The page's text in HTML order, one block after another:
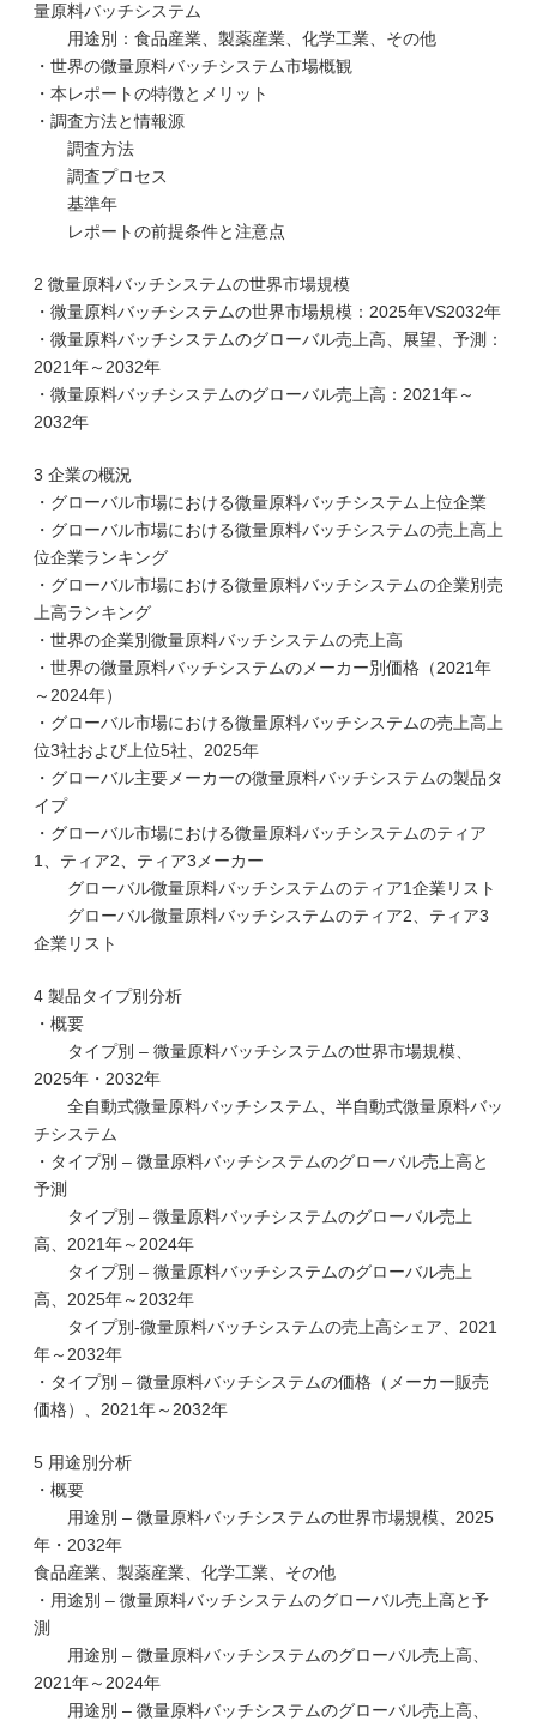
量原料バッチシステム
用途別：食品産業、製薬産業、化学工業、その他
・世界の微量原料バッチシステム市場概観
・本レポートの特徴とメリット
・調査方法と情報源
調査方法
調査プロセス
基準年
レポートの前提条件と注意点
2 微量原料バッチシステムの世界市場規模
・微量原料バッチシステムの世界市場規模：2025年VS2032年
・微量原料バッチシステムのグローバル売上高、展望、予測：
2021年～2032年
・微量原料バッチシステムのグローバル売上高：2021年～
2032年
3 企業の概況
・グローバル市場における微量原料バッチシステム上位企業
・グローバル市場における微量原料バッチシステムの売上高上
位企業ランキング
・グローバル市場における微量原料バッチシステムの企業別売
上高ランキング
・世界の企業別微量原料バッチシステムの売上高
・世界の微量原料バッチシステムのメーカー別価格（2021年
～2024年）
・グローバル市場における微量原料バッチシステムの売上高上
位3社および上位5社、2025年
・グローバル主要メーカーの微量原料バッチシステムの製品タ
イプ
・グローバル市場における微量原料バッチシステムのティア
1、ティア2、ティア3メーカー
グローバル微量原料バッチシステムのティア1企業リスト
グローバル微量原料バッチシステムのティア2、ティア3
企業リスト
4 製品タイプ別分析
・概要
タイプ別 – 微量原料バッチシステムの世界市場規模、
2025年・2032年
全自動式微量原料バッチシステム、半自動式微量原料バッ
チシステム
・タイプ別 – 微量原料バッチシステムのグローバル売上高と
予測
タイプ別 – 微量原料バッチシステムのグローバル売上
高、2021年～2024年
タイプ別 – 微量原料バッチシステムのグローバル売上
高、2025年～2032年
タイプ別-微量原料バッチシステムの売上高シェア、2021
年～2032年
・タイプ別 – 微量原料バッチシステムの価格（メーカー販売
価格）、2021年～2032年
5 用途別分析
・概要
用途別 – 微量原料バッチシステムの世界市場規模、2025
年・2032年
食品産業、製薬産業、化学工業、その他
・用途別 – 微量原料バッチシステムのグローバル売上高と予
測
用途別 – 微量原料バッチシステムのグローバル売上高、
2021年～2024年
用途別 – 微量原料バッチシステムのグローバル売上高、